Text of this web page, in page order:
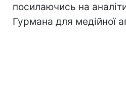
посилаючись на
Гурмана для медійної